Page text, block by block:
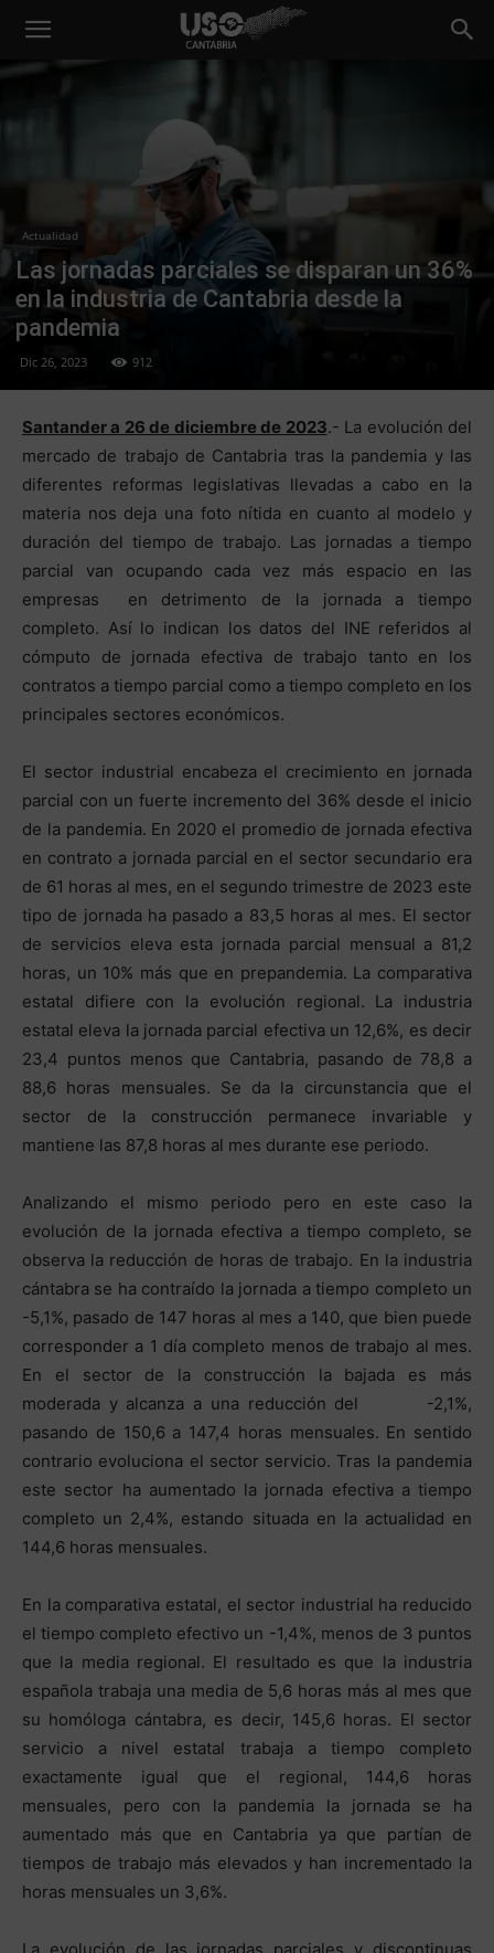
Actualidad
Las jornadas parciales se disparan un 36%
en la industria de Cantabria desde la
pandemia
Dic 26, 2023 912
Santander a 26 de diciembre de 2023.- La evolución del
mercado de trabajo de Cantabria tras la pandemia y las
diferentes reformas legislativas llevadas a cabo en la
materia nos deja una foto nítida en cuanto al modelo y
duración del tiempo de trabajo. Las jornadas a tiempo
parcial van ocupando cada vez más espacio en las
empresas en detrimento de la jornada a tiempo
completo. Así lo indican los datos del INE referidos al
cómputo de jornada efectiva de trabajo tanto en los
contratos a tiempo parcial como a tiempo completo en los
principales sectores económicos.
El sector industrial encabeza el crecimiento en jornada
parcial con un fuerte incremento del 36% desde el inicio
de la pandemia. En 2020 el promedio de jornada efectiva
en contrato a jornada parcial en el sector secundario era
de 61 horas al mes, en el segundo trimestre de 2023 este
tipo de jornada ha pasado a 83,5 horas al mes. El sector
de servicios eleva esta jornada parcial mensual a 81,2
horas, un 10% más que en prepandemia. La comparativa
estatal difiere con la evolución regional. La industria
estatal eleva la jornada parcial efectiva un 12,6%, es decir
23,4 puntos menos que Cantabria, pasando de 78,8 a
88,6 horas mensuales. Se da la circunstancia que el
sector de la construcción permanece invariable y
mantiene las 87,8 horas al mes durante ese periodo.
Analizando el mismo periodo pero en este caso la
evolución de la jornada efectiva a tiempo completo, se
observa la reducción de horas de trabajo. En la industria
cántabra se ha contraído la jornada a tiempo completo un
-5,1%, pasado de 147 horas al mes a 140, que bien puede
corresponder a 1 día completo menos de trabajo al mes.
En el sector de la construcción la bajada es más
moderada y alcanza a una reducción del -2,1%,
pasando de 150,6 a 147,4 horas mensuales. En sentido
contrario evoluciona el sector servicio. Tras la pandemia
este sector ha aumentado la jornada efectiva a tiempo
completo un 2,4%, estando situada en la actualidad en
144,6 horas mensuales.
En la comparativa estatal, el sector industrial ha reducido
el tiempo completo efectivo un -1,4%, menos de 3 puntos
que la media regional. El resultado es que la industria
española trabaja una media de 5,6 horas más al mes que
su homóloga cántabra, es decir, 145,6 horas. El sector
servicio a nivel estatal trabaja a tiempo completo
exactamente igual que el regional, 144,6 horas
mensuales, pero con la pandemia la jornada se ha
aumentado más que en Cantabria ya que partían de
tiempos de trabajo más elevados y han incrementado la
horas mensuales un 3,6%.
La evolución de las jornadas parciales y discontinuas